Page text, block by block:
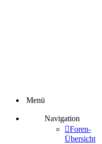
Menü
Navigation
Foren-
Übersicht